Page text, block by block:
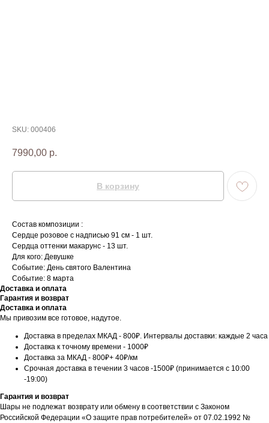
SKU: 000406
7990,00 р.
В корзину
Состав композиции :
Сердце розовое с надписью 91 см - 1 шт.
Сердца оттенки макарунс - 13 шт.
Для кого: Девушке
Событие: День святого Валентина
Событие: 8 марта
Доставка и оплата
Гарантия и возврат
Доставка и оплата
Мы привозим все готовое, надутое.
Доставка в пределах МКАД - 800₽. Интервалы доставки: каждые 2 часа
Доставка к точному времени - 1000₽
Доставка за МКАД - 800₽+ 40₽/км
Срочная доставка в течении 3 часов -1500₽ (принимается с 10:00
-19:00)
Гарантия и возврат
Шары не подлежат возврату или обмену в соответствии с Законом
Российской Федерации «О защите прав потребителей» от 07.02.1992 №